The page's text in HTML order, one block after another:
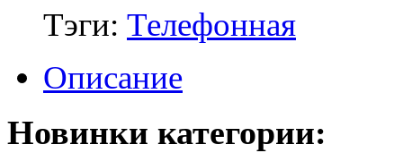
Тэги: Телефонная
Описание
Новинки категории: